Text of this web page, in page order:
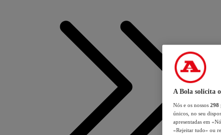
A Bola solicita
Nós e os nossos 298
únicos, no seu
apresentadas em
«Rejeitar tudo» ou